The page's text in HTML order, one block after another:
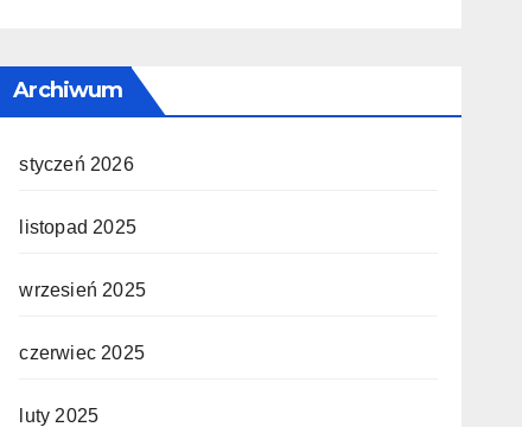
Archiwum
styczeń 2026
listopad 2025
wrzesień 2025
czerwiec 2025
luty 2025